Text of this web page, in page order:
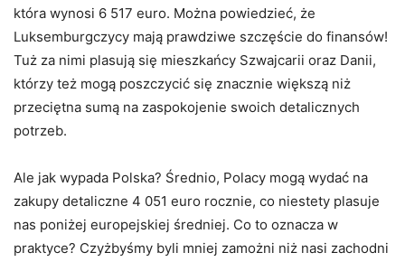
która wynosi 6 517 euro. Można powiedzieć, że
Luksemburgczycy mają prawdziwe szczęście do finansów!
Tuż za nimi plasują się mieszkańcy Szwajcarii oraz Danii,
którzy też mogą poszczycić się znacznie większą niż
przeciętna sumą na zaspokojenie swoich detalicznych
potrzeb.
Ale jak wypada Polska? Średnio, Polacy mogą wydać na
zakupy detaliczne 4 051 euro rocznie, co niestety plasuje
nas poniżej europejskiej średniej. Co to oznacza w
praktyce? Czyżbyśmy byli mniej zamożni niż nasi zachodni